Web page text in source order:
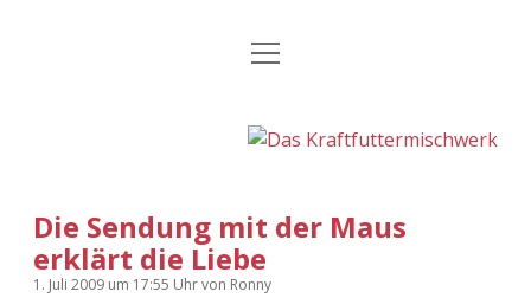
Kategorien
Doku
KFMW-Disco
Instagrams
Contact
Menü
Die Sendung mit der Maus
erklärt die Liebe
1. Juli 2009 um 17:55 Uhrvon Ronny